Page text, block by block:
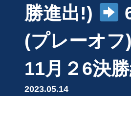
勝進出!)
(プレーオフ
11月２6決
2023.05.14